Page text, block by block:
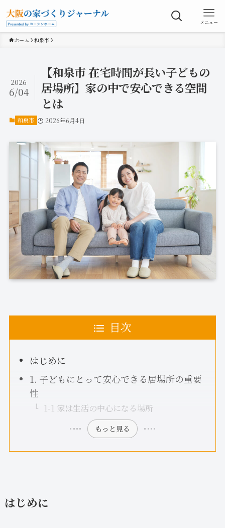
メニュー
ホーム 和泉市
【和泉市 在宅時間が長い子どもの
居場所】家の中で安心できる空間
とは
2026
6/04
和泉市 2026年6月4日
目次
はじめに
1. 子どもにとって安心できる居場所の重要
性
1-1 家は生活の中心になる場所
もっと見る
はじめに